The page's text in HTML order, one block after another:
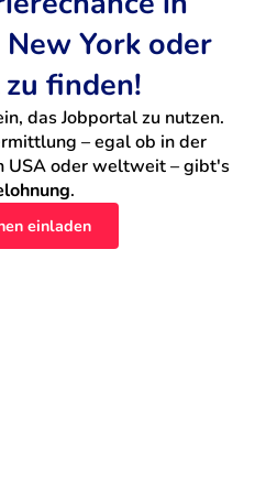
York oder
finden!
das Jobportal zu nutzen.
– egal ob in der
USA oder weltweit – gibt's
.
einladen